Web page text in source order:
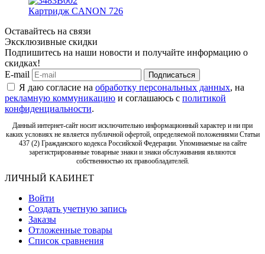
Картридж CANON 726
Оставайтесь на связи
Эксклюзивные скидки
Подпишитесь на наши новости и получайте информацию о
скидках!
E-mail
Подписаться
Я даю согласие на обработку персональных данных, на
рекламную коммуникацию и соглашаюсь с политикой
конфиденциальности.
Данный интернет-сайт носит исключительно информационный характер и ни при
каких условиях не является публичной офертой, определяемой положениями Статьи
437 (2) Гражданского кодекса Российской Федерации. Упоминаемые на сайте
зарегистрированные товарные знаки и знаки обслуживания являются
собственностью их правообладателей.
ЛИЧНЫЙ КАБИНЕТ
Войти
Создать учетную запись
Заказы
Отложенные товары
Список сравнения